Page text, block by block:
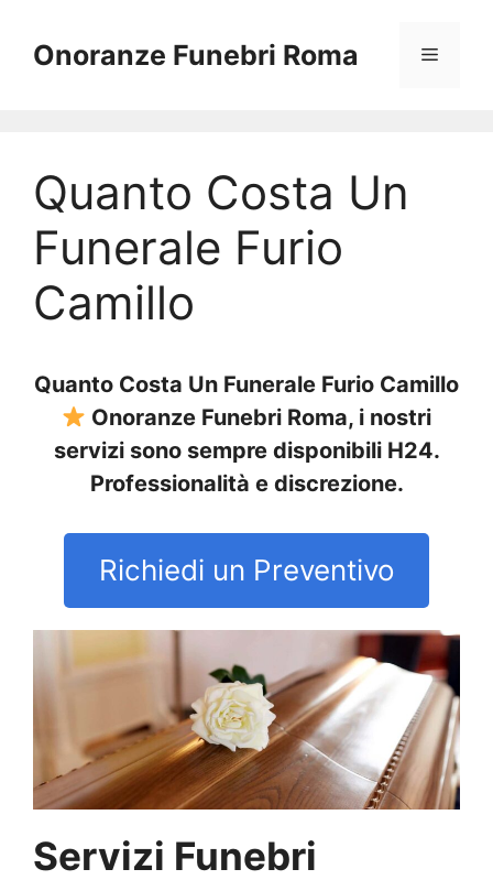
contenuto
Onoranze Funebri Roma Menu
Quanto Costa Un
Funerale Furio
Camillo
Quanto Costa Un Funerale Furio Camillo
Onoranze Funebri Roma, i nostri
servizi sono sempre disponibili H24.
Professionalità e discrezione.
Richiedi un Preventivo
Servizi Funebri